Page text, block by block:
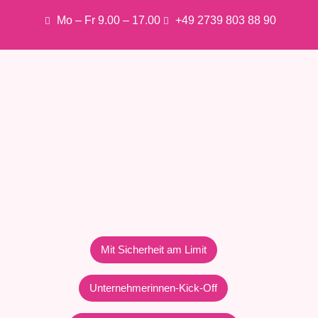
Mo – Fr 9.00 – 17.00 +49 2739 803 88 90
Mit Sicherheit am Limit
Unternehmerinnen-Kick-Off